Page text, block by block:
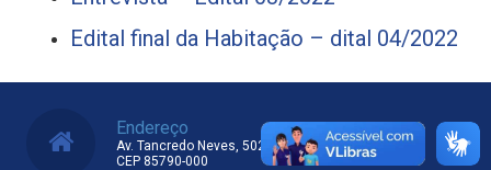
Edital final da Habitação – dital 04/2022
Endereço
Av. Tancredo Neves, 502 – Centro
CEP 85790-000